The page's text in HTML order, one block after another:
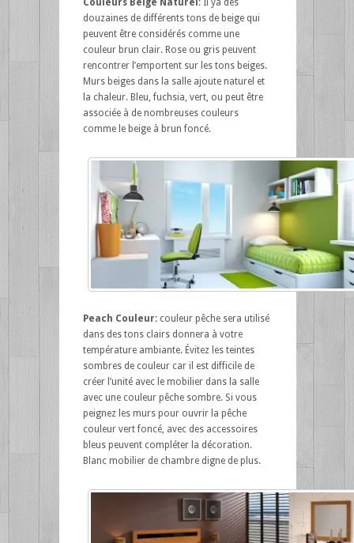
Couleurs Beige Naturel : Il ya des
douzaines de différents tons de beige qui
peuvent être considérés comme une
couleur brun clair. Rose ou gris peuvent
rencontrer l’emportent sur les tons beiges.
Murs beiges dans la salle ajoute naturel et
la chaleur. Bleu, fuchsia, vert, ou peut être
associée à de nombreuses couleurs
comme le beige à brun foncé.
Peach Couleur: couleur pêche sera utilisé
dans des tons clairs donnera à votre
température ambiante. Évitez les teintes
sombres de couleur car il est difficile de
créer l’unité avec le mobilier dans la salle
avec une couleur pêche sombre. Si vous
peignez les murs pour ouvrir la pêche
couleur vert foncé, avec des accessoires
bleus peuvent compléter la décoration.
Blanc mobilier de chambre digne de plus.